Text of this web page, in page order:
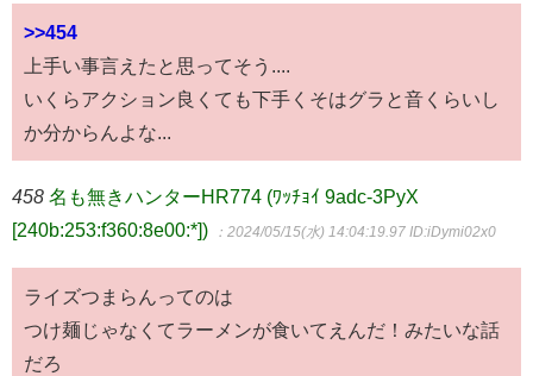
>>454
上手い事言えたと思ってそう....
いくらアクション良くても下手くそはグラと音くらいし
か分からんよな...
458 名も無きハンターHR774 (ﾜｯﾁｮｲ 9adc-3PyX
[240b:253:f360:8e00:*])
：2024/05/15(水) 14:04:19.97 ID:iDymi02x0
ライズつまらんってのは
つけ麺じゃなくてラーメンが食いてえんだ！みたいな話
だろ